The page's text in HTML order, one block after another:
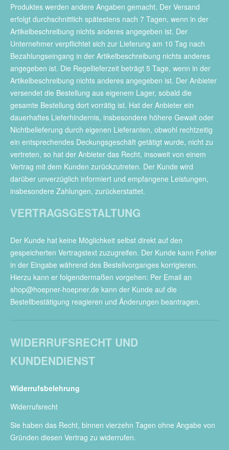
Produktes werden andere Angaben gemacht. Der Versand
erfolgt durchschnittlich spätestens nach 7 Tagen, wenn in der
Artikelbeschreibung nichts anderes angegeben ist. Der
Unternehmer verpflichtet sich zur Lieferung am 10 Tag nach
Bezahlungseingang in der Artikelbeschreibung nichts anderes
angegeben ist. Die Regellieferzeit beträgt 5 Tage, wenn in der
Artikelbeschreibung nichts anderes angegeben ist. Der Anbieter
versendet die Bestellung aus eigenem Lager, sobald die
gesamte Bestellung dort vorrätig ist. Hat der Anbieter ein
dauerhaftes Lieferhindernis, insbesondere höhere Gewalt oder
Nichtbelieferung durch eigenen Lieferanten, obwohl rechtzeitig
ein entsprechendes Deckungsgeschäft getätigt wurde, nicht zu
vertreten, so hat der Anbieter das Recht, insoweit von einem
Vertrag mit dem Kunden zurückzutreten. Der Kunde wird
darüber unverzüglich informiert und empfangene Leistungen,
insbesondere Zahlungen, zurückerstattet.
VERTRAGSGESTALTUNG
Der Kunde hat keine Möglichkeit selbst direkt auf den
gespeicherten Vertragstext zuzugreifen. Der Kunde kann Fehler
in der Eingabe während des Bestellvorganges korrigieren.
Hierzu kann er folgendermaßen vorgehen: Per Email an
shop@hoepner-hoepner.de kann der Kunde auf die
Bestellbestätigung reagieren und Änderungen beantragen.
WIDERRUFSRECHT UND
KUNDENDIENST
Widerrufsbelehrung
Widerrufsrecht
Sie haben das Recht, binnen vierzehn Tagen ohne Angabe von
Gründen diesen Vertrag zu widerrufen.